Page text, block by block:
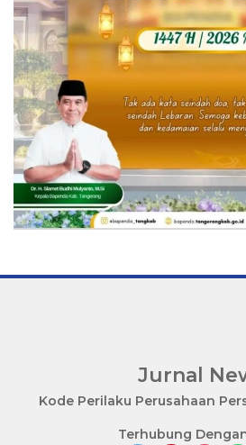
Jurnal
Jendela
Kode Perilaku Perusahaan
Terhubung